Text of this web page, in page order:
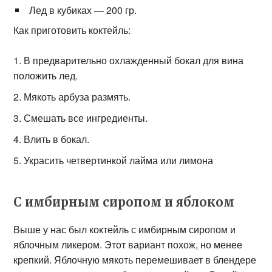
Лед в кубиках — 200 гр.
Как приготовить коктейль:
В предварительно охлажденный бокал для вина
положить лед.
Мякоть арбуза размять.
Смешать все ингредиенты.
Влить в бокал.
Украсить четвертинкой лайма или лимона
С имбирным сиропом и яблоком
Выше у нас был коктейль с имбирным сиропом и
яблочным ликером. Этот вариант похож, но менее
крепкий. Яблочную мякоть перемешивает в блендере